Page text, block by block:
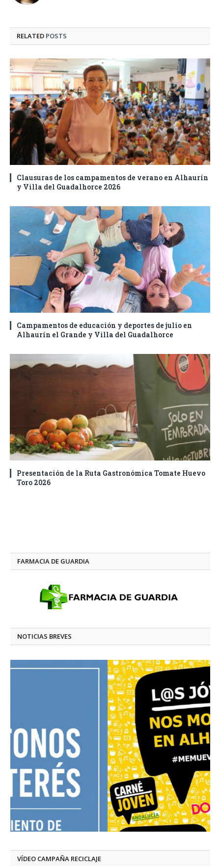
RELATED POSTS
Clausuras de los campamentos de verano en Alhaurín
y Villa del Guadalhorce 2026
Campamentos de educación y deportes de julio en
Alhaurín el Grande y Villa del Guadalhorce
Presentación de la Ruta Gastronómica Tomate Huevo
Toro 2026
FARMACIA DE GUARDIA
NOTICIAS BREVES
VÍDEO CAMPAÑA RECICLAJE